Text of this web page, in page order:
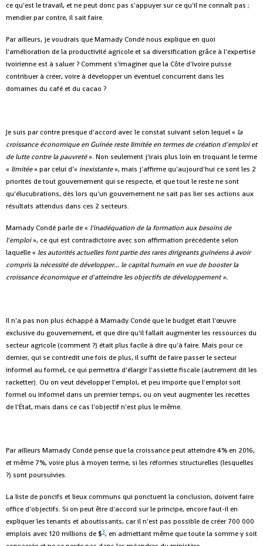
ce qu'est le travail, et ne peut donc pas s'appuyer sur ce qu'il ne connaît pas ;
mendier par contre, il sait faire.
Par ailleurs, je voudrais que Mamady Condé nous explique en quoi
l'amélioration de la productivité agricole et sa diversification grâce à l'expertise
ivoirienne est à saluer ? Comment s'imaginer que la Côte d'Ivoire puisse
contribuer à créer, voire à développer un éventuel concurrent dans les
domaines du café et du cacao ?
Je suis par contre presque d'accord avec le constat suivant selon lequel « la
croissance économique en Guinée reste limitée en termes de création d'emploi et
de lutte contre la pauvreté». Non seulement j'irais plus loin en troquant le terme
« limitée» par celui d’« inexistante», mais j'affirme qu'aujourd'hui ce sont les 2
priorités de tout gouvernement qui se respecte, et que tout le reste ne sont
qu'élucubrations, dès lors qu'un gouvernement ne sait pas lier ses actions aux
résultats attendus dans ces 2 secteurs.
Mamady Condé parle de « l'inadéquation de la formation aux besoins de
l'emploi», ce qui est contradictoire avec son affirmation précédente selon
laquelle « les autorités actuelles font partie des rares dirigeants guinéens à avoir
compris la nécessité de développer... le capital humain en vue de booster la
croissance économique et d'atteindre les objectifs de développement ».
Il n'a pas non plus échappé à Mamady Condé que le budget était l'œuvre
exclusive du gouvernement, et que dire qu'il fallait augmenter les ressources du
secteur agricole (comment ?) était plus facile à dire qu'à faire. Mais pour ce
dernier, qui se contredit une fois de plus, il suffit de faire passer le secteur
informel au formel, ce qui permettra d'élargir l'assiette fiscale (autrement dit les
racketter). Ou on veut développer l'emploi, et peu importe que l'emploi soit
formel ou informel dans un premier temps, ou on veut augmenter les recettes
de l'État, mais dans ce cas l'objectif n'est plus le même.
Par ailleurs Mamady Condé pense que la croissance peut atteindre 4% en 2016,
et même 7%, voire plus à moyen terme, si les réformes structurelles (lesquelles
?) sont poursuivies.
La liste de poncifs et lieux communs qui ponctuent la conclusion, doivent faire
office d'objectifs. Si on peut être d'accord sur le principe, encore faut-il en
expliquer les tenants et aboutissants, car il n'est pas possible de créer 700 000
emplois avec 120 millions de $3, en admettant même que toute la somme y soit